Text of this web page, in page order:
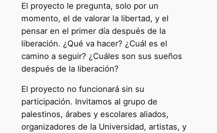
El proyecto le pregunta, solo por un
momento, el de valorar la libertad, y el
pensar en el primer día después de la
liberación. ¿Qué va hacer? ¿Cuál es el
camino a seguir? ¿Cuáles son sus sueños
después de la liberación?
El proyecto no funcionará sin su
participación. Invitamos al grupo de
palestinos, árabes y escolares aliados,
organizadores de la Universidad, artistas, y